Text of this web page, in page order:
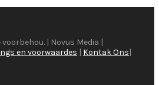
| Novus Media |
en voorwaardes | Kontak Ons|